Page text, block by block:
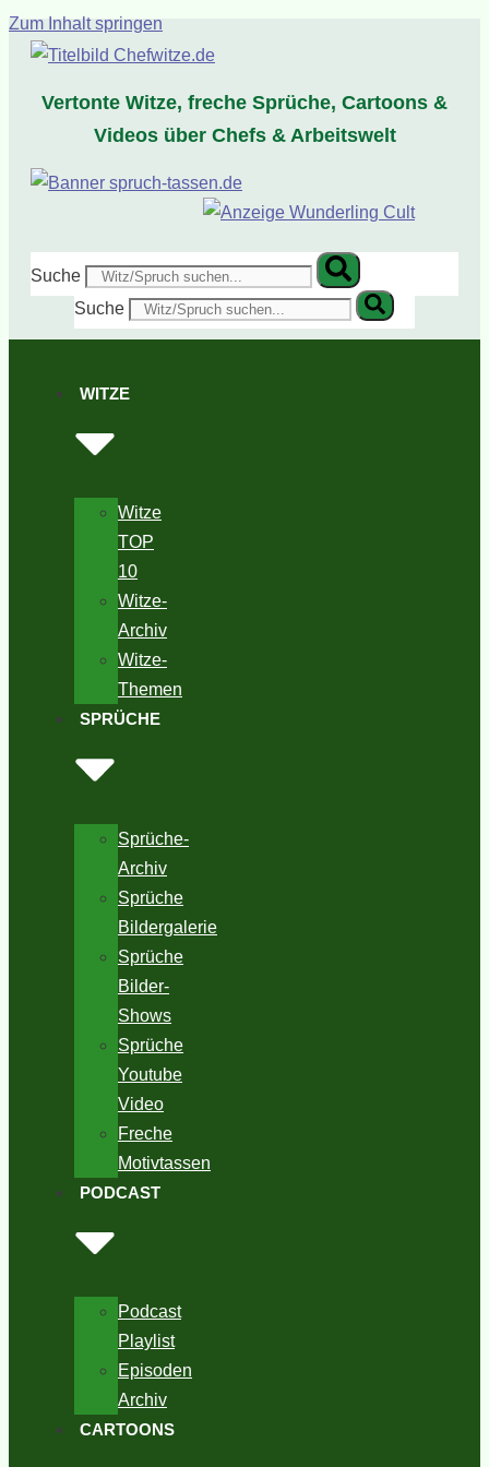
Zum Inhalt springen
Vertonte Witze, freche Sprüche, Cartoons &
Videos über Chefs & Arbeitswelt
Suche
Suche
WITZE
Witze
TOP
10
Witze-
Archiv
Witze-
Themen
SPRÜCHE
Sprüche-
Archiv
Sprüche
Bildergalerie
Sprüche
Bilder-
Shows
Sprüche
Youtube
Video
Freche
Motivtassen
PODCAST
Podcast
Playlist
Episoden
Archiv
CARTOONS